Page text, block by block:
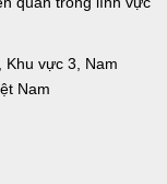
vực 3, Nam
Nam